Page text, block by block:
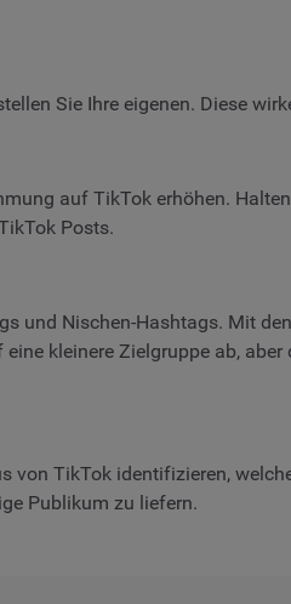
Sie Ihre eigenen. Diese
auf TikTok erhöhen.
Posts.
und Nischen-Hashtags. Mit
kleinere Zielgruppe ab,
TikTok identifizieren,
Publikum zu liefern.